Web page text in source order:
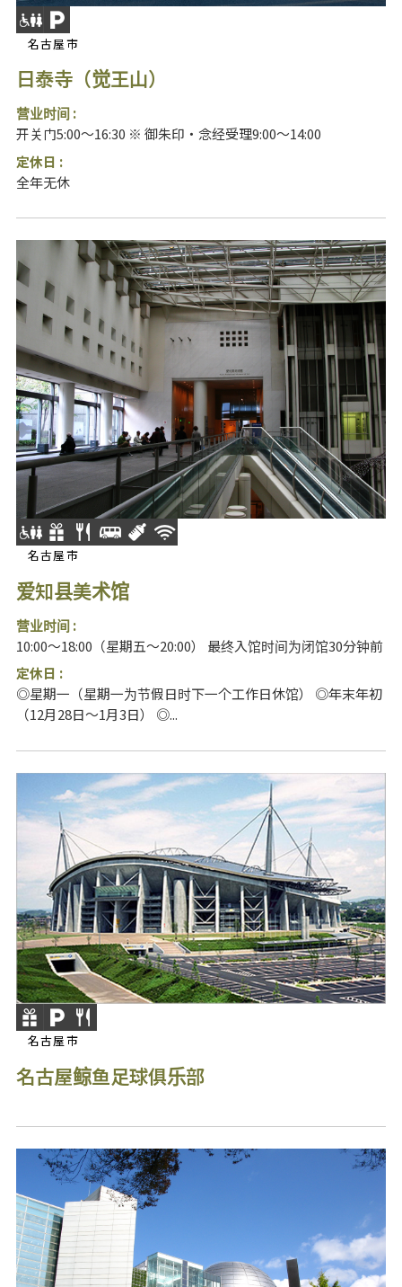
名古屋市
日泰寺（觉王山）
营业时间 :
开关门5:00～16:30 ※ 御朱印・念经受理9:00～14:00
定休日 :
全年无休
名古屋市
爱知县美术馆
营业时间 :
10:00～18:00（星期五～20:00） 最终入馆时间为闭馆30分钟前
定休日 :
◎星期一（星期一为节假日时下一个工作日休馆） ◎年末年初
（12月28日～1月3日） ◎...
名古屋市
名古屋鲸鱼足球俱乐部